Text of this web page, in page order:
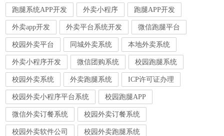
跑腿系统APP开发 外卖小程序 跑腿APP开发
外卖app开发 外卖平台系统开发 微信跑腿平台
校园外卖平台 同城外卖系统 本地外卖系统
外卖小程序开发 微信团购系统 校园跑腿系统
校园外卖系统 外卖跑腿系统 ICP许可证办理
校园外卖小程序平台系统 校园跑腿APP
微信外卖订餐系统 校园外卖订餐系统
校园外卖软件公司 校园外卖跑腿系统